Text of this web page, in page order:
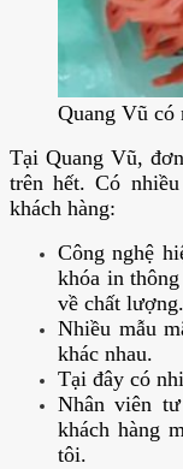
Quang Vũ có
Tại Quang Vũ,
trên hết. Có
khách hàng:
Công nghệ
khóa in
về chất lượng.
Nhiều mẫu
khác nhau.
Tại đây có
Nhân viên
khách hàng
tôi.